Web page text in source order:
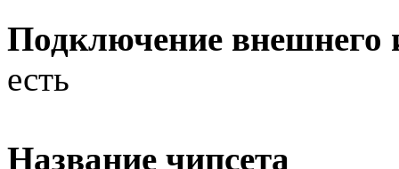
Подключение внешнего
есть
Название чипсета